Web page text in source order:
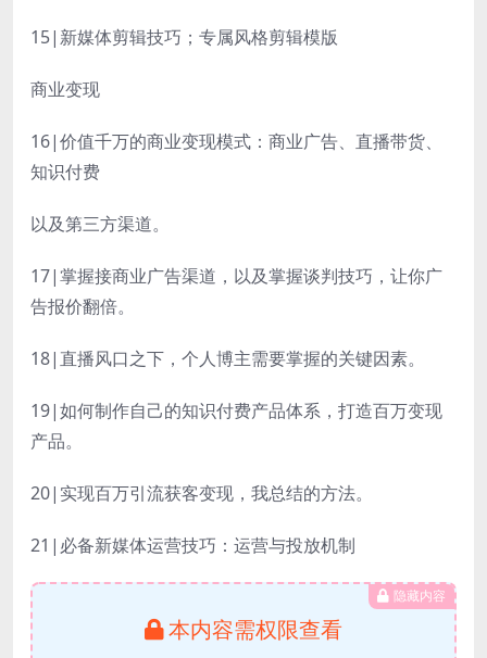
15|新媒体剪辑技巧；专属风格剪辑模版
商业变现
16|价值千万的商业变现模式：商业广告、直播带货、
知识付费
以及第三方渠道。
17|掌握接商业广告渠道，以及掌握谈判技巧，让你广
告报价翻倍。
18|直播风口之下，个人博主需要掌握的关键因素。
19|如何制作自己的知识付费产品体系，打造百万变现
产品。
20|实现百万引流获客变现，我总结的方法。
21|必备新媒体运营技巧：运营与投放机制
隐藏内容
本内容需权限查看